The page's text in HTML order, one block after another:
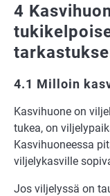
4
4.1 Milloin
Kasvihuone on
tukea, on
Kasvihuoneessa
viljelykasville
Jos viljelyssä on